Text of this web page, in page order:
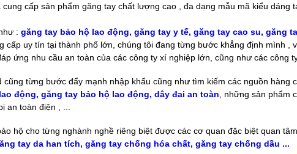
cấp sản phẩm găng tay chất lượng cao , đa dạng mẫu mã kiểu dáng
: găng tay bảo hộ lao động, găng tay y tế, găng tay cao su, găng
cấp uy tín tại thành phố lớn, chúng tôi đang từng bước khẳng định mình ,
ứng nhu cầu an toàn của các công ty xí nghiệp lớn, cũng như các công
từng bước đẩy mạnh nhập khẩu cũng như tìm kiếm các nguồn hàng
động, găng tay bảo hộ lao động, dây đai an toàn , những sản phẩm
an toàn điện , ...
hộ cho từng nghành nghề riêng biệt được các cơ quan đặc biệt quan
tay da han tích, găng tay chống hóa chất, găng tay chống dầu ...